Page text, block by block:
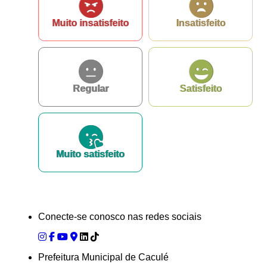
Muito insatisfeito Insatisfeito
Regular Satisfeito
Muito satisfeito
Conecte-se conosco nas redes sociais
Prefeitura Municipal de Caculé